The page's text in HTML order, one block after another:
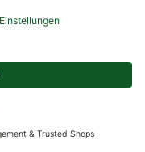
so viele